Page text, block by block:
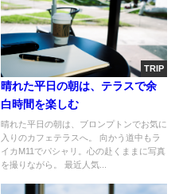
TRIP
晴れた平日の朝は、テラスで余
白時間を楽しむ
晴れた平日の朝は、ブロンプトンでお気に
入りのカフェテラスへ。 向かう道中もラ
イカM11でパシャリ。心の赴くままに写真
を撮りながら。 最近人気...